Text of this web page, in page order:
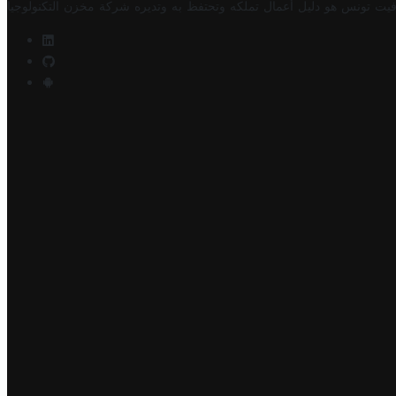
تونس هو دليل أعمال تملكه وتحتفظ به وتديره شركة مخزن التكنولوجيا